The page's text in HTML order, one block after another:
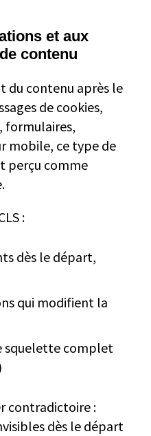
et aux
contenu
du contenu après le
de cookies,
formulaires,
mobile, ce type de
perçu comme
:
dès le départ,
qui modifient la
squelette complet
contradictoire :
dès le départ